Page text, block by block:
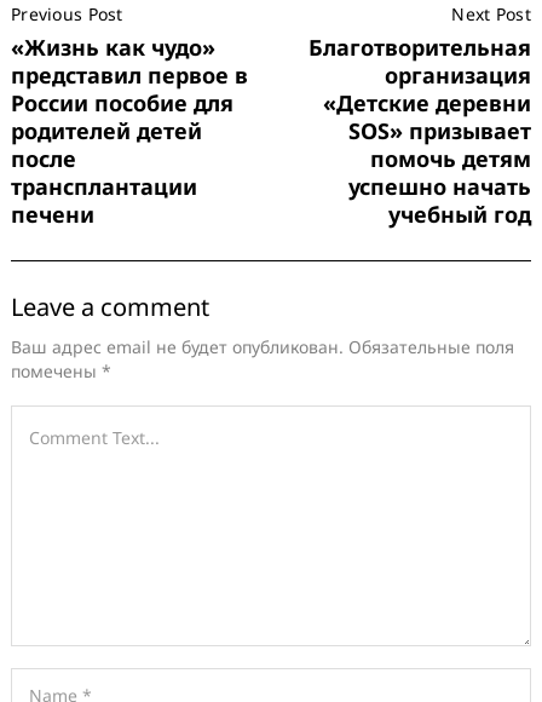
Navigation
Previous Post
«Жизнь как чудо»
представил первое в
России пособие для
родителей детей
после
трансплантации
печени
Next Post
Благотворительная
организация
«Детские деревни
SOS» призывает
помочь детям
успешно начать
учебный год
Leave a comment
Ваш адрес email не будет опубликован. Обязательные поля
помечены *